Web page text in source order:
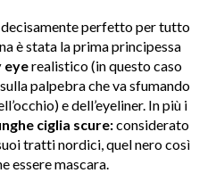
decisamente perfetto per tutto
è stata la prima principessa
eyerealistico (in questo caso
palpebra che va sfumando
e dell’eyeliner. In più i
ciglia scure:considerato
tratti nordici, quel nero così
essere mascara.